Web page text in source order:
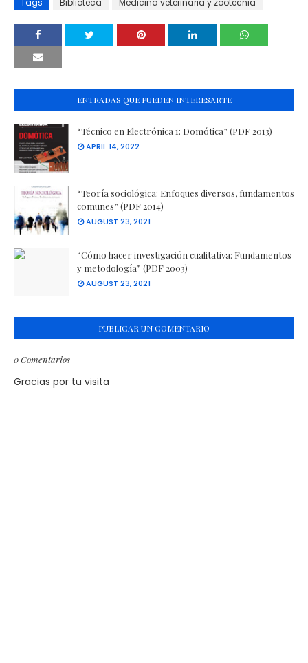
Tags Biblioteca Medicina veterinaria y zootecnia
ENTRADAS QUE PUEDEN INTERESARTE
“Técnico en Electrónica 1: Domótica” (PDF 2013)
APRIL 14, 2022
“Teoría sociológica: Enfoques diversos, fundamentos
comunes” (PDF 2014)
AUGUST 23, 2021
“Cómo hacer investigación cualitativa: Fundamentos
y metodología” (PDF 2003)
AUGUST 23, 2021
PUBLICAR UN COMENTARIO
0 Comentarios
Gracias por tu visita